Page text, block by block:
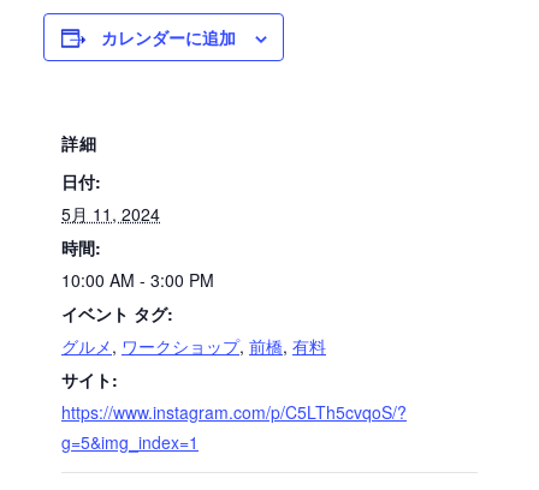
カレンダーに追加
詳細
日付:
5月 11, 2024
時間:
10:00 AM - 3:00 PM
イベント タグ:
グルメ, ワークショップ, 前橋, 有料
サイト:
https://www.instagram.com/p/C5LTh5cvqoS/?
g=5&img_index=1